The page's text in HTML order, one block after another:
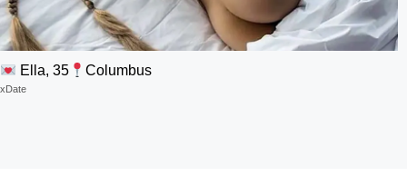
Ella, 35 Columbus
xDate